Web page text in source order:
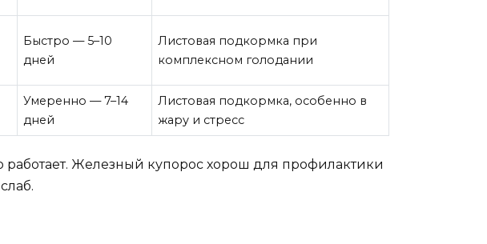
Быстро — 5–10
дней
Листовая подкормка при
комплексном голодании
Умеренно — 7–14
дней
Листовая подкормка, особенно в
жару и стресс
работает. Железный купорос хорош для профилактики